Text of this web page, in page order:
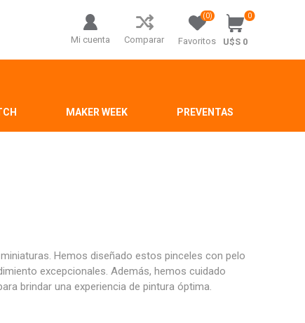
Mi cuenta Comparar Favoritos
(0) 0
U$S 0
MAKER WEEK PREVENTAS
Hemos diseñado estos pinceles con pelo
excepcionales. Además, hemos cuidado
brindar una experiencia de pintura óptima.